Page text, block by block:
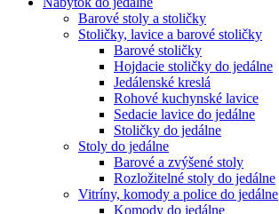
Barové stoly a stoličky
Stoličky, lavice a barové stoličky
Barové stoličky
Hojdacie stoličky do jedálne
Jedálenské kreslá
Rohové kuchynské lavice
Sedacie lavice do jedálne
Stoličky do jedálne
Stoly do jedálne
Barové a zvýšené stoly
Rozložitelné stoly do jedálne
Vitríny, komody a police do jedálne
Komody do jedálne